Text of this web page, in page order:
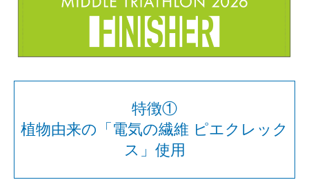
特徴①
植物由来の「電気の繊維 ピエクレック
ス」使用